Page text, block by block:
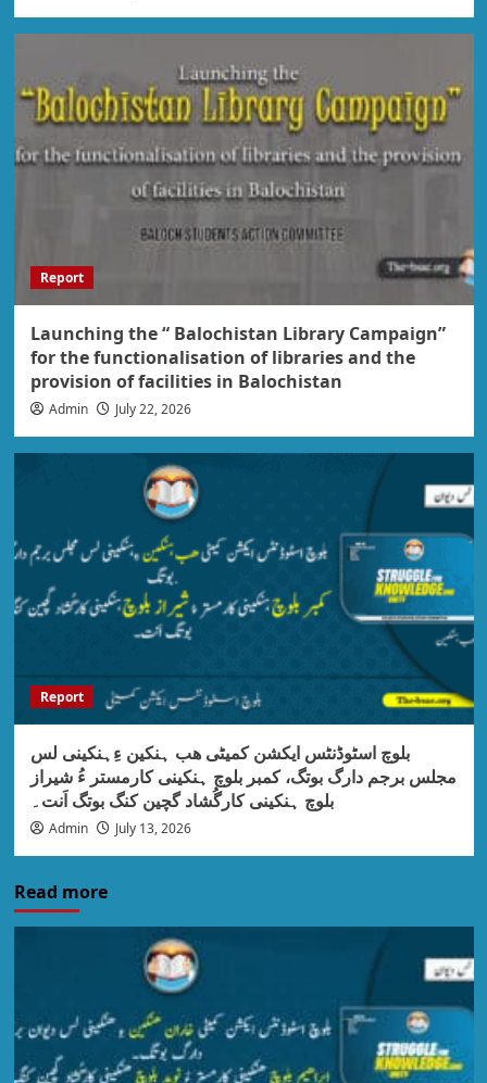
Report
Launching the “ Balochistan Library Campaign”
for the functionalisation of libraries and the
provision of facilities in Balochistan
Admin July 22, 2026
Report
بلوچ اسٹوڈنٹس ایکشن کمیٹی ھب ہنکین ءِہنکینی لس
مجلس برجم دارگ بوتگ، کمبر بلوچ ہنکینی کارمستر ءُ شیراز
بلوچ ہنکینی کارگُشاد گچین کنگ بوتگ اَنت۔
Admin July 13, 2026
Read more